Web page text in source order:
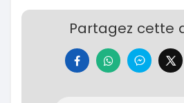
Partagez cette